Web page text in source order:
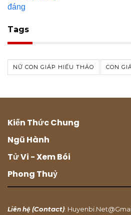
Tags
NỮ CON GIÁP HIẾU THẢO CON
Kiến Thức Chung
Ngũ Hành
Tử Vi - Xem Bói
Phong Thuỷ
Liên hệ (Contact):